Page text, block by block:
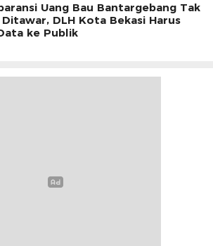
Uang Bau Bantargebang Tak
DLH Kota Bekasi Harus
ke Publik